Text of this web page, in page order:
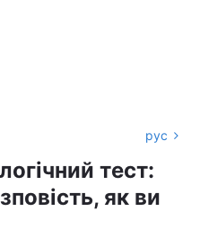
рус
тест:
як ви